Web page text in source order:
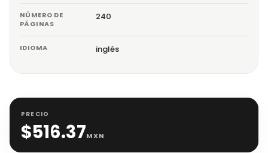
NÚMERO DE
PÁGINAS
240
IDIOMA inglés
PRECIO
$516.37MXN